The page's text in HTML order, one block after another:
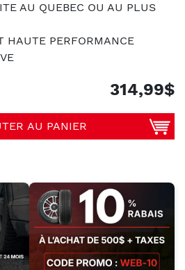
AU QUEBEC OU AU PLUS
HAUTE PERFORMANCE
314,99$
AU PANIER